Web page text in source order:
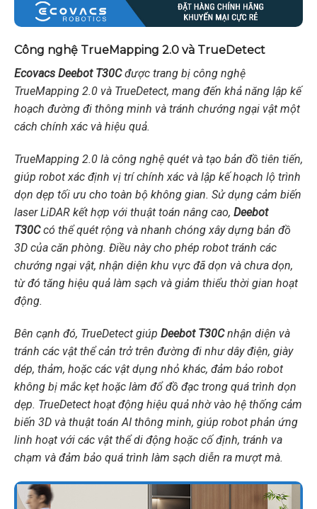
Công nghệ TrueMapping 2.0 và TrueDetect
Ecovacs Deebot T30Cđược trang bị công nghệ
TrueMapping 2.0 và TrueDetect, mang đến khả năng lập kế
hoạch đường đi thông minh và tránh chướng ngại vật một
cách chính xác và hiệu quả.
TrueMapping 2.0 là công nghệ quét và tạo bản đồ tiên tiến,
giúp robot xác định vị trí chính xác và lập kế hoạch lộ trình
dọn dẹp tối ưu cho toàn bộ không gian. Sử dụng cảm biến
laser LiDAR kết hợp với thuật toán nâng cao, Deebot
T30Ccó thể quét rộng và nhanh chóng xây dựng bản đồ
3D của căn phòng. Điều này cho phép robot tránh các
chướng ngại vật, nhận diện khu vực đã dọn và chưa dọn,
từ đó tăng hiệu quả làm sạch và giảm thiểu thời gian hoạt
động.
Bên cạnh đó, TrueDetect giúp Deebot T30Cnhận diện và
tránh các vật thể cản trở trên đường đi như dây điện, giày
dép, thảm, hoặc các vật dụng nhỏ khác, đảm bảo robot
không bị mắc kẹt hoặc làm đổ đồ đạc trong quá trình dọn
dẹp. TrueDetect hoạt động hiệu quả nhờ vào hệ thống cảm
biến 3D và thuật toán AI thông minh, giúp robot phản ứng
linh hoạt với các vật thể di động hoặc cố định, tránh va
chạm và đảm bảo quá trình làm sạch diễn ra mượt mà.